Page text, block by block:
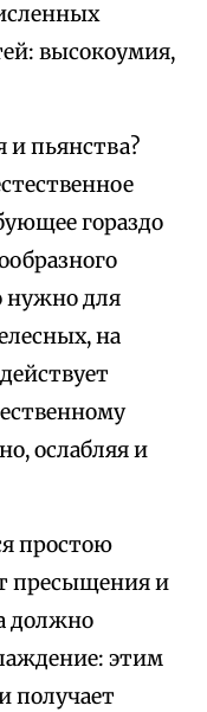
высокоумия,
и пьянства?
гораздо
нужно для
на
ослабляя и
простою
пресыщения и
должно
этим
получает